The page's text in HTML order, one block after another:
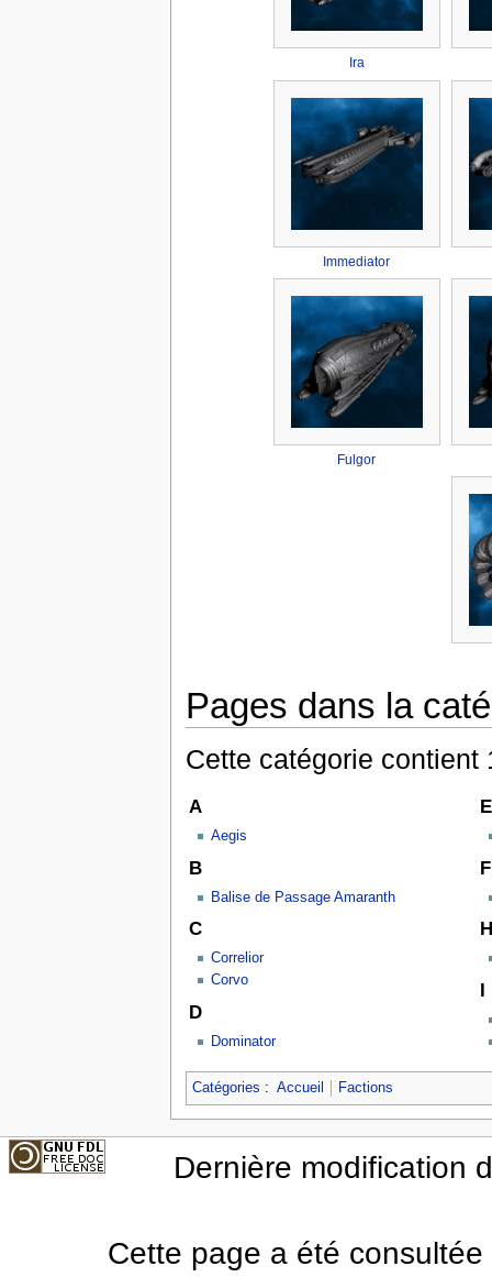
Ira
Immediator
Fulgor
Pages dans la
Cette catégorie
A
Aegis
B
Balise de Passage Amaranth
C
Correlior
Corvo
D
Dominator
E
F
H
I
Catégories : Accueil Factions
Dernière modification
Cette page a été